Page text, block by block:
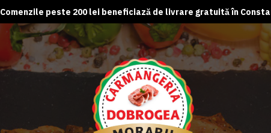
Comenzile peste 200 lei beneficiază de livrare gratuită în